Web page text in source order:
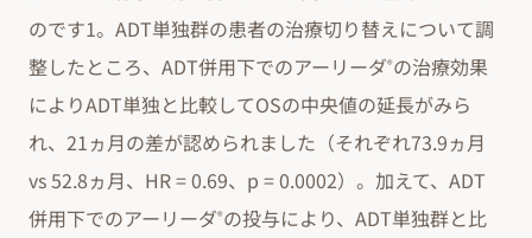
のです1。ADT単独群の患者の治療切り替えについて調
整したところ、ADT併用下でのアーリーダ®の治療効果
によりADT単独と比較してOSの中央値の延長がみら
れ、21ヵ月の差が認められました（それぞれ73.9ヵ月
vs 52.8ヵ月、HR = 0.69、p = 0.0002）。加えて、ADT
併用下でのアーリーダ®の投与により、ADT単独群と比